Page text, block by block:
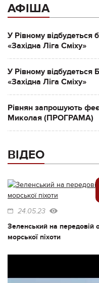
АФІША
У Рівному відбудеться
«Західна Ліга Сміху»
У Рівному відбудеться
«Західна Ліга Сміху»
Рівнян запрошують
Миколая (ПРОГРАМА)
ВІДЕО
24.05.23
Зеленський на передовій
морської піхоти